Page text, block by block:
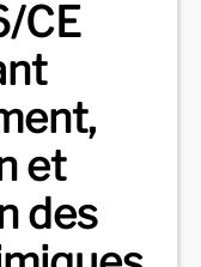
CE
et
des